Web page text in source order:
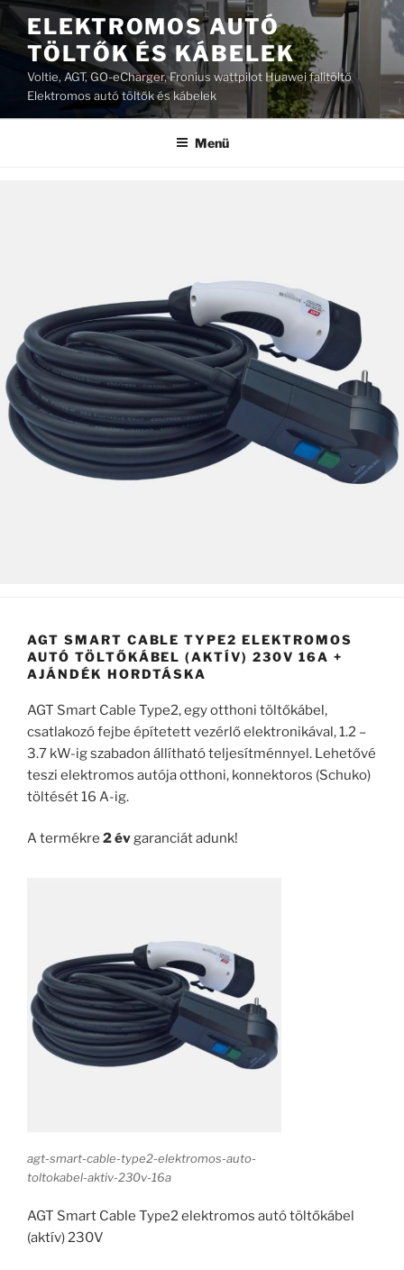
Tartalomhoz
ELEKTROMOS AUTÓ
TÖLTŐK ÉS KÁBELEK
Voltie, AGT, GO-eCharger, Fronius wattpilot Huawei falitöltő
Elektromos autó töltők és kábelek
Menü
AGT SMART CABLE TYPE2 ELEKTROMOS
AUTÓ TÖLTŐKÁBEL (AKTÍV) 230V 16A +
AJÁNDÉK HORDTÁSKA
AGT Smart Cable Type2, egy otthoni töltőkábel,
csatlakozó fejbe építetett vezérlő elektronikával, 1.2 –
3.7 kW-ig szabadon állítható teljesítménnyel. Lehetővé
teszi elektromos autója otthoni, konnektoros (Schuko)
töltését 16 A-ig.
A termékre 2 évgaranciát adunk!
agt-smart-cable-type2-elektromos-auto-
toltokabel-aktiv-230v-16a
AGT Smart Cable Type2 elektromos autó töltőkábel
(aktív) 230V